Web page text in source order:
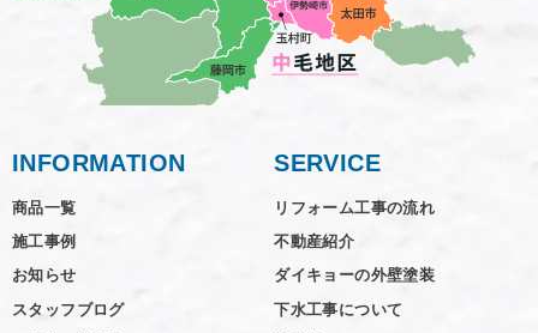
INFORMATION
商品一覧
施工事例
お知らせ
スタッフブログ
SERVICE
リフォーム工事の流れ
不動産紹介
ダイキョーの外壁塗装
下水工事について